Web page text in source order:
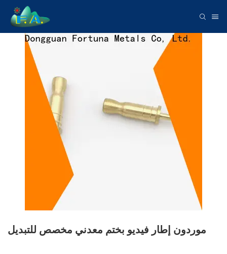
موردون إطار فيديو بختم معدني مخصص للتبديل